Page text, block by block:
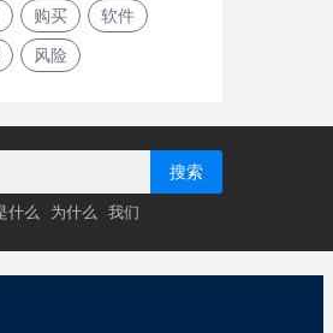
购买 软件
风险
搜索
什么 为什么 我们